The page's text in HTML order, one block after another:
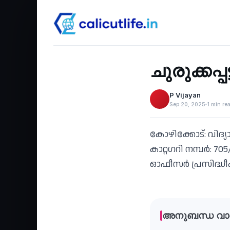
‹
P Vijayan
Sep 20, 2025 1 min
കോഴിക്കോട്:
കാറ്റഗറി നമ്പര്‍:
ഓഫീസര്‍
അനുബന്ധ